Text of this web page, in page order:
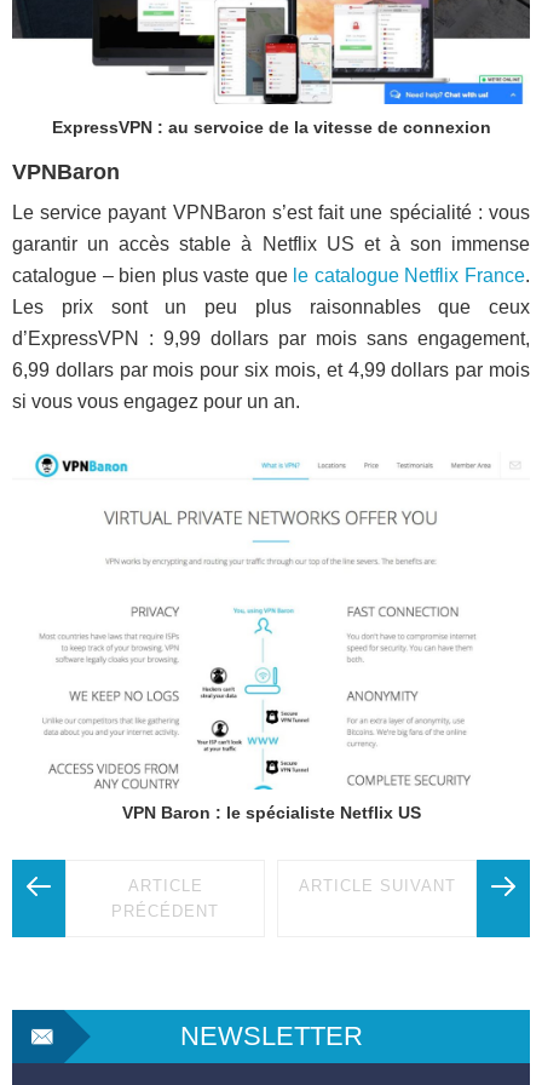
ExpressVPN : au servoice de la vitesse de connexion
VPNBaron
Le service payant VPNBaron s’est fait une spécialité : vous
garantir un accès stable à Netflix US et à son immense
catalogue – bien plus vaste que le catalogue Netflix France.
Les prix sont un peu plus raisonnables que ceux
d’ExpressVPN : 9,99 dollars par mois sans engagement,
6,99 dollars par mois pour six mois, et 4,99 dollars par mois
si vous vous engagez pour un an.
VPN Baron : le spécialiste Netflix US
ARTICLE
PRÉCÉDENT
ARTICLE SUIVANT
NEWSLETTER